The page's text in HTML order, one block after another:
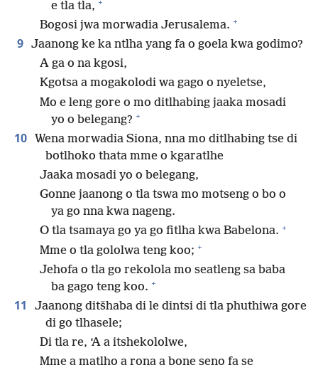
e tla tla,
Bogosi jwa morwadia Jerusalema. +
9 Jaanong ke ka ntlha yang fa o goela kwa godimo?
A ga o na kgosi,
Kgotsa a mogakolodi wa gago o nyeletse,
Mo e leng gore o mo ditlhabing jaaka mosadi
yo o belegang? +
10 Wena morwadia Siona, nna mo ditlhabing tse di
botlhoko thata mme o kgaratlhe
Jaaka mosadi yo o belegang,
Gonne jaanong o tla tswa mo motseng o bo o
ya go nna kwa nageng.
O tla tsamaya go ya go fitlha kwa Babelona. +
Mme o tla gololwa teng koo; +
Jehofa o tla go rekolola mo seatleng sa baba
ba gago teng koo. +
11
Jaanong ditšhaba di le dintsi di tla phuthiwa gore
di go tlhasele;
Di tla re, ‘A a itshekololwe,
Mme a matlho a rona a bone seno fa se